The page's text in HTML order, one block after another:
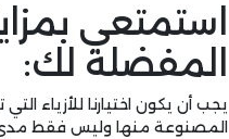
استمتعي
المفضلة لك:
يجب أن يكون اختيارنا للأزياء
المصنوعة منها وليس فقط مدى